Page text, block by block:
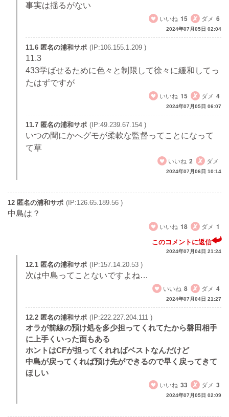
事実は揺るがない
いいね 15 ダメ 6
2024年07月05日 02:04
11.6 匿名の浦和サポ (IP:106.155.1.209 )
11.3
433学ばせるために色々と制限して徐々に緩和してっ
たはずですが
いいね 15 ダメ 4
2024年07月05日 06:07
11.7 匿名の浦和サポ (IP:49.239.67.154 )
いつの間にかへグモが柔軟な監督ってことになって
て草
いいね 2 ダメ
2024年07月06日 10:14
12 匿名の浦和サポ (IP:126.65.189.56 )
中島は？
いいね 18 ダメ 1
このコメントに返信
2024年07月04日 21:24
12.1 匿名の浦和サポ (IP:157.14.20.53 )
次は中島ってことないですよね…
いいね 8 ダメ 4
2024年07月04日 21:27
12.2 匿名の浦和サポ (IP:222.227.204.111 )
オラが前線の預け処を多少担ってくれてたから磐田相手
に上手くいった面もある
ホントはCFが担ってくれればベストなんだけど
中島が戻ってくれば預け先ができるので早く戻ってきて
ほしい
いいね 33 ダメ 3
2024年07月05日 02:09